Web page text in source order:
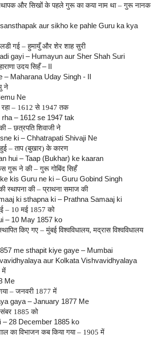
और सिखों के पहले गुरू का कया नाम था – गुरू नानक
aur sikho ke pahle Guru ka kya
गई – हुमायुँ और शेर शाह सुरी
gayi – Humayun aur Sher Shah Suri
उदय सिहँ– II
– Maharana Uday Singh - II
ने
Ne
– 1612 से 1947 तक
– 1612 se 1947 tak
– छत्रपति शिवाजी ने
ki – Chhatrapati Shivaji Ne
– ताप (बुखार) के कारण
hui – Taap (Bukhar) ke kaaran
गुरू ने की – गुरू गोबिंद सिहँ
kis Guru ne ki – Guru Gobind Singh
स्थापना की – प्राथना समाज की
ki sthapna ki – Prathna Samaaj ki
– 10 मई 1857 को
– 10 May 1857 ko
किए गए – मुंबई विश्वविधालय, मद्रास विश्वविधालय
me sthapit kiye gaye – Mumbai
aur Kolkata Vishvavidhyalaya
में
Me
गया – जनवरी 1877 में
gaya – January 1877 Me
1885 को
28 December 1885 ko
का विभाजन कब किया गया – 1905 में